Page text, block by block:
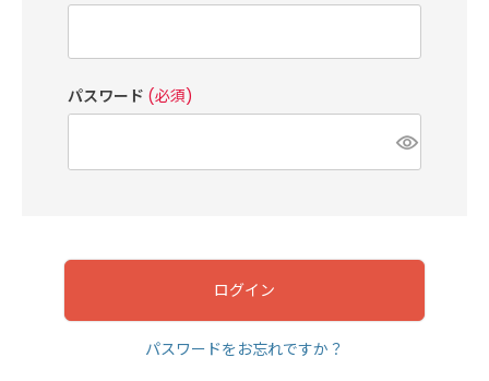
パスワード (必須)
ログイン
パスワードをお忘れですか？